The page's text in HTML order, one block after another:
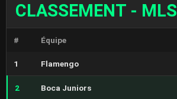
CLASSEMENT - MLS
# Équipe
1 Flamengo
2 Boca Juniors